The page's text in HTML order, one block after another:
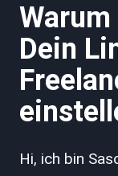
Dein
Hi, ich bin